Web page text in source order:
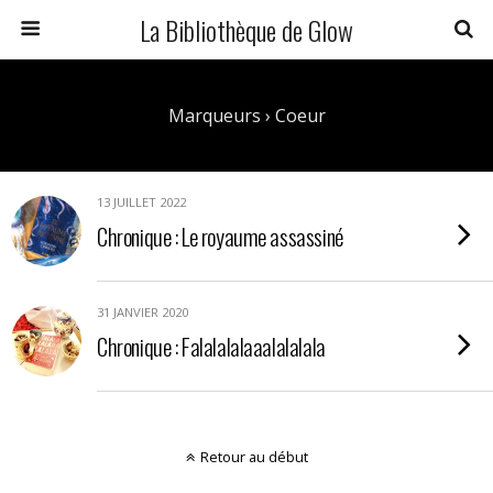
La Bibliothèque de Glow
Marqueurs › Coeur
13 JUILLET 2022
Chronique : Le royaume assassiné
31 JANVIER 2020
Chronique : Falalalalaaalalalala
Retour au début